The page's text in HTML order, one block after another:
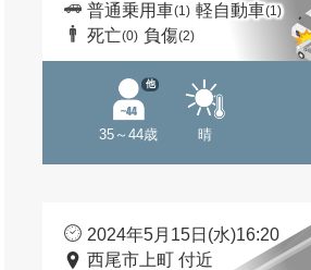
普通乗用車(1) 軽自動車(1)
死亡(0) 負傷(2)
35～44歳
他
晴
2024年5月15日(水)16:20
西尾市上町 付近